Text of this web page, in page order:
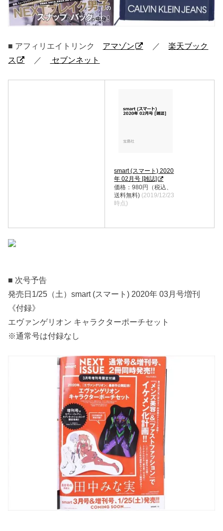
■ アフィリエイトリンク アマゾン ／楽天ブック
ス
／ セブンネット
smart (スマート) 2020
年 02月号 [雑誌]
価格：980円（税込、
送料無料) (2019/12/23
時点)
■ 次号予告
発売日1/25（土）smart (スマート) 2020年 03月号増刊
《付録》
エヴァンゲリオン キャラクターポーチセット
※通常号は付録なし